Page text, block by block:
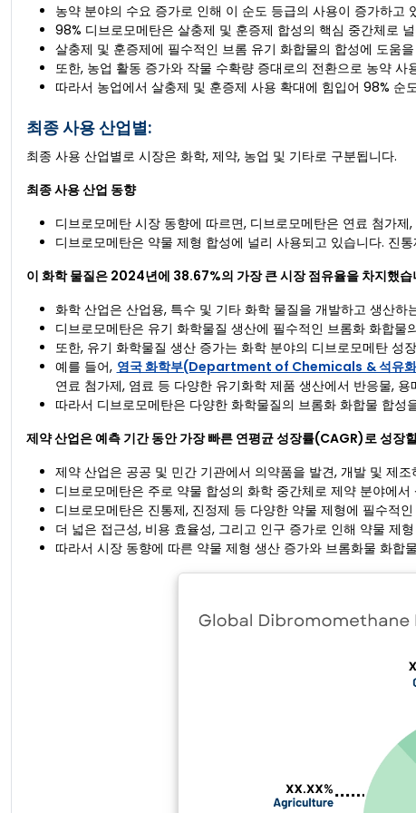
농약 분야의 수요 증가로 인해 이 순도 등급의 사용이 증가하고
98% 디브로모메탄은 살충제 및 훈증제 합성의 핵심 중간체로
살충제 및 훈증제에 필수적인 브롬 유기 화합물의 합성에 도움
또한, 농업 활동 증가와 작물 수확량 증대로의 전환으로 농약
따라서 농업에서 살충제 및 훈증제 사용 확대에 힘입어 98% 순
최종 사용 산업별:
최종 사용 산업별로 시장은 화학, 제약, 농업 및 기타로 구분됩니다.
최종 사용 산업 동향
디브로모메탄 시장 동향에 따르면, 디브로모메탄은 연료 첨가
디브로모메탄은 약물 제형 합성에 널리 사용되고 있습니다. 진
이 화학 물질은 2024년에 38.67%의 가장 큰 시장 점유율을 차지했습
화학 산업은 산업용, 특수 및 기타 화학 물질을 개발하고 생산하
디브로모메탄은 유기 화학물질 생산에 필수적인 브롬화 화합물
또한, 유기 화학물질 생산 증가는 화학 분야의 디브로모메탄 성
예를 들어, 영국 화학부(Department of Chemicals & 석유
연료 첨가제, 염료 등 다양한 유기화학 제품 생산에서 반응물,
따라서 디브로모메탄은 다양한 화학물질의 브롬화 화합물 합성
제약 산업은 예측 기간 동안 가장 빠른 연평균 성장률(CAGR)로 성장
제약 산업은 공공 및 민간 기관에서 의약품을 발견, 개발 및 제
디브로모메탄은 주로 약물 합성의 화학 중간체로 제약 분야에
디브로모메탄은 진통제, 진정제 등 다양한 약물 제형에 필수적
더 넓은 접근성, 비용 효율성, 그리고 인구 증가로 인해 약물 제
따라서 시장 동향에 따른 약물 제형 생산 증가와 브롬화물 화